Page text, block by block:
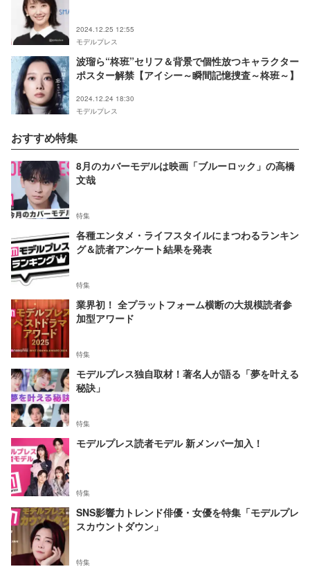
2024.12.25 12:55
モデルプレス
波瑠ら“柊班”セリフ＆背景で個性放つキャラクター
ポスター解禁【アイシー～瞬間記憶捜査～柊班～】
2024.12.24 18:30
モデルプレス
おすすめ特集
8月のカバーモデルは映画「ブルーロック」の高橋
文哉
特集
各種エンタメ・ライフスタイルにまつわるランキン
グ＆読者アンケート結果を発表
特集
業界初！ 全プラットフォーム横断の大規模読者参
加型アワード
特集
モデルプレス独自取材！著名人が語る「夢を叶える
秘訣」
特集
モデルプレス読者モデル 新メンバー加入！
特集
SNS影響力トレンド俳優・女優を特集「モデルプレ
スカウントダウン」
特集